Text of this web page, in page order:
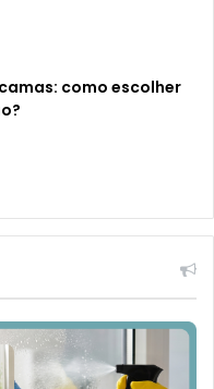
como escolher